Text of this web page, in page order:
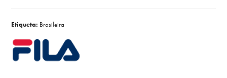
Etiqueta: Brasileira